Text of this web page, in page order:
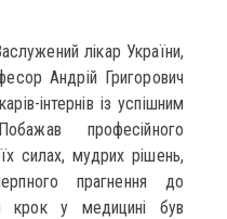
лікар України,
Андрій Григорович
інтернів із успішним
професійного
силах, мудрих рішень,
прагнення до
крок у медицині був